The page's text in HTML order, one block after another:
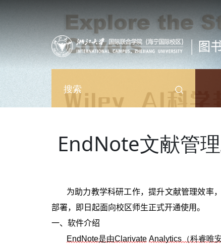
搜索
EndNote文献管
为助力教学科研工作，提升文献管理效率
部署，即日起面向校区师生正式开通使用。
一、软件介绍
EndNote是由Clarivate Analytics（科睿唯